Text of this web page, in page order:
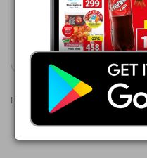
Napelemes Dekorlámpa
Akciós újság
megtekintése
Hirdetések